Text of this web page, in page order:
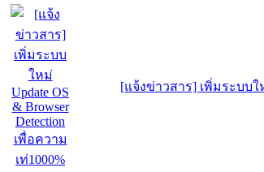
[แจ้งข่าวสาร] เพิ่มระบบให